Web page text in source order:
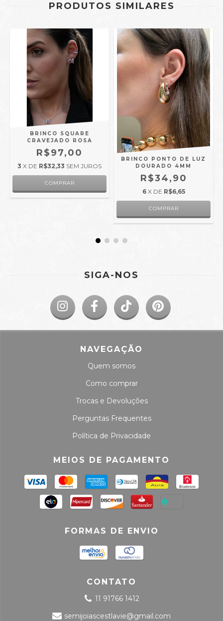
PRODUTOS SIMILARES
BRINCO SQUARE
CRAVEJADO ROSA
R$97,00
3 X DE R$32,33 SEM JUROS
BRINCO PONTO DE LUZ
DOURADO 4MM
R$34,90
6 X DE R$6,65
SIGA-NOS
NAVEGAÇÃO
Quem somos
Como comprar
Trocas e Devoluções
Perguntas Frequentes
Política de Privacidade
MEIOS DE PAGAMENTO
FORMAS DE ENVIO
CONTATO
11 91766 1412
semijoiascestlavie@gmail.com